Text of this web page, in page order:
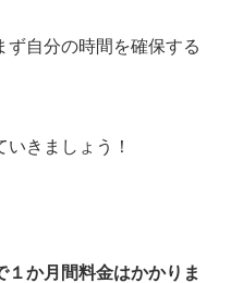
ず自分の時間を確保する
きましょう！
１か月間料金はかかりま